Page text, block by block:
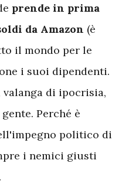
prende in prima
da Amazon (è
il mondo per le
i suoi dipendenti.
di ipocrisia,
Perché è
politico di
i nemici giusti